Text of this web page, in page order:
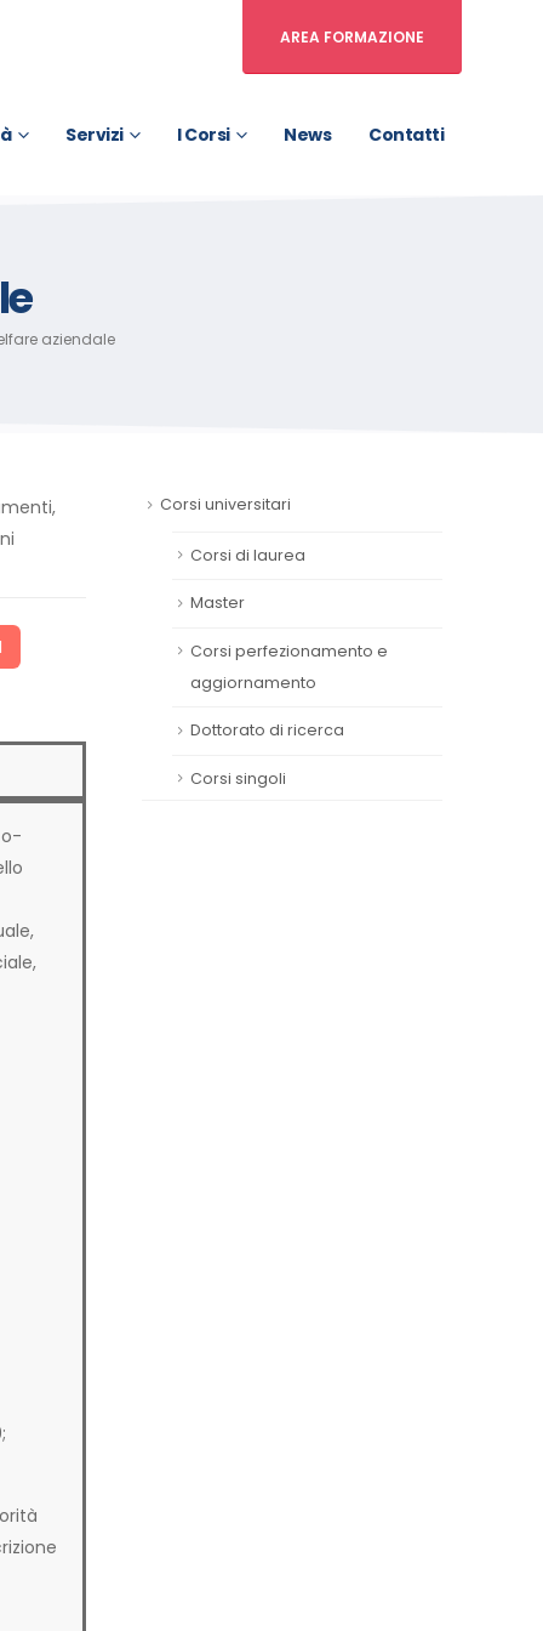
AREA FORMAZIONE
Servizi I Corsi News Contatti
aziendale
Corsi universitari
Corsi di laurea
Master
Corsi perfezionamento e
aggiornamento
Dottorato di ricerca
Corsi singoli